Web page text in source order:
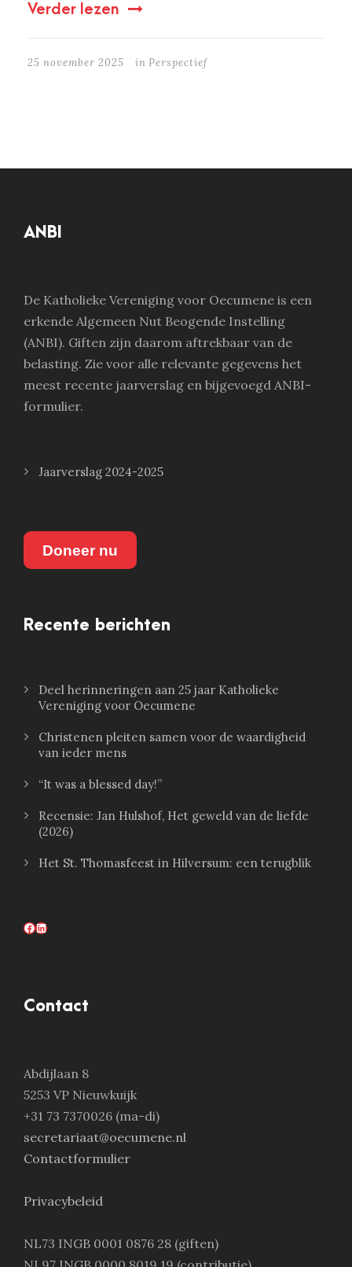
Verder lezen
25 november 2025 in Perspectief
ANBI
De Katholieke Vereniging voor Oecumene is een
erkende Algemeen Nut Beogende Instelling
(ANBI). Giften zijn daarom aftrekbaar van de
belasting. Zie voor alle relevante gegevens het
meest recente jaarverslag en bijgevoegd ANBI-
formulier.
Jaarverslag 2024-2025
Doneer nu
Recente berichten
Deel herinneringen aan 25 jaar Katholieke
Vereniging voor Oecumene
Christenen pleiten samen voor de waardigheid
van ieder mens
“It was a blessed day!”
Recensie: Jan Hulshof, Het geweld van de liefde
(2026)
Het St. Thomasfeest in Hilversum: een terugblik
Facebook LinkedIn
Contact
Abdijlaan 8
5253 VP Nieuwkuijk
+31 73 7370026 (ma-di)
secretariaat@oecumene.nl
Contactformulier
Privacybeleid
NL73 INGB 0001 0876 28 (giften)